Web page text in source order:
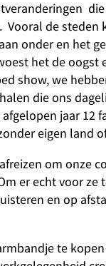
de steden
onder en het
het de oogst
show, we
die ons
jaar 12
eigen land
om onze
er echt voor ze
en op
te